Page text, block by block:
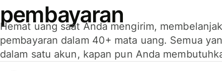
pembayaran
Hemat uang saat Anda mengirim,
pembayaran dalam 40+ mata uang. Semua
dalam satu akun, kapan pun Anda